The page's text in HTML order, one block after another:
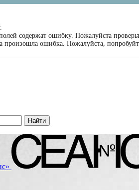
содержат ошибку. Пожалуйста
произошла ошибка. Пожалуйста,